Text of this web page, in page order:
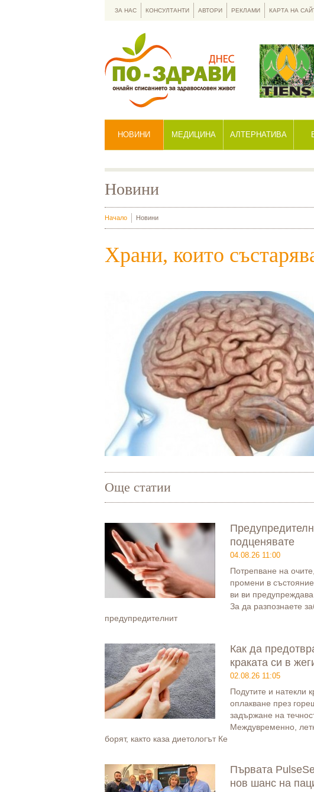
НОВИНИ МЕДИЦИНА АЛТЕРНАТИВА
ЗА НАС КОНСУЛТАНТИ АВТОРИ РЕКЛАМИ КАРТА НА
Новини
Начало Новини
Храни, които
Още статии
подценявате
04.08.26 11:00
Потрепване на
промени в
ви ви
За да разпознаете
предупредителнит
Как да
краката си в
02.08.26 11:05
Подутите и натекли
оплакване през
задържане на
Междувременно,
борят, както каза диетологът Ке
Първата
нов шанс на